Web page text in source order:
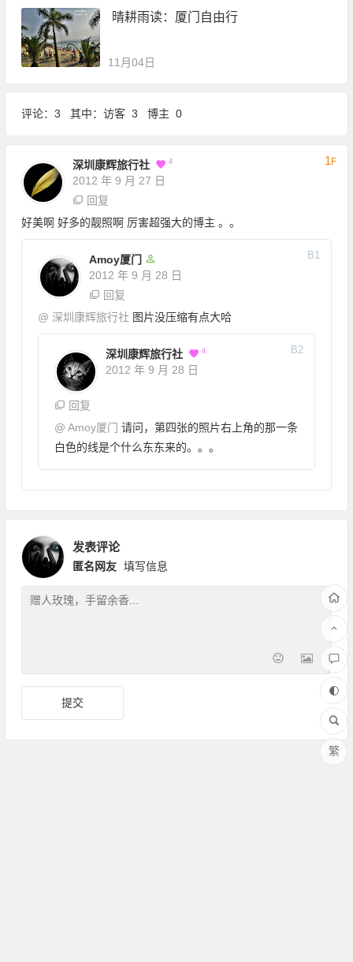
晴耕雨读：厦门自由行
11月04日
评论：3 其中：访客 3 博主 0
深圳康辉旅行社 4
2012 年 9 月 27 日
1F
回复
好美啊 好多的靓照啊 厉害超强大的博主 。。
Amoy厦门
2012 年 9 月 28 日
B1
回复
@ 深圳康辉旅行社 图片没压缩有点大哈
深圳康辉旅行社 4
2012 年 9 月 28 日
B2
回复
@ Amoy厦门 请问，第四张的照片右上角的那一条
白色的线是个什么东东来的。。。
发表评论
匿名网友 填写信息
繁